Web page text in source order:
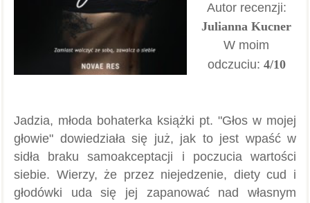
Autor recenzji:
Julianna Kucner
W moim
odczuciu: 4/10
Jadzia, młoda bohaterka książki pt. "Głos w mojej
głowie" dowiedziała się już, jak to jest wpaść w
sidła braku samoakceptacji i poczucia wartości
siebie. Wierzy, że przez niejedzenie, diety cud i
głodówki uda się jej zapanować nad własnym